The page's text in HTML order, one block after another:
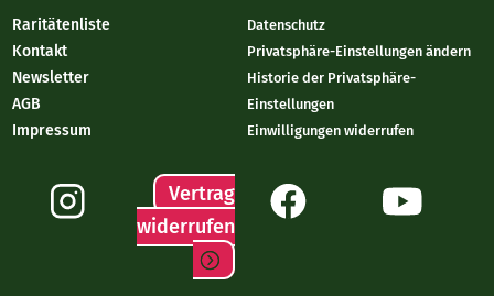
Raritätenliste
Kontakt
Newsletter
AGB
Impressum
Datenschutz
Privatsphäre-Einstellungen ändern
Historie der Privatsphäre-
Einstellungen
Einwilligungen widerrufen
Vertrag
widerrufen